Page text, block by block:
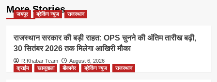
More Stories
जयपुर ब्रेकिंग न्यूज राजस्थान
राजस्थान सरकार की बड़ी राहत: OPS चुनने की अंतिम तारीख बढ़ी,
30 सितंबर 2026 तक मिलेगा आखिरी मौका
R.Khabar Team
August 6, 2026
क्राईम
खाजूवाला बीकानेर ब्रेकिंग न्यूज राजस्थान